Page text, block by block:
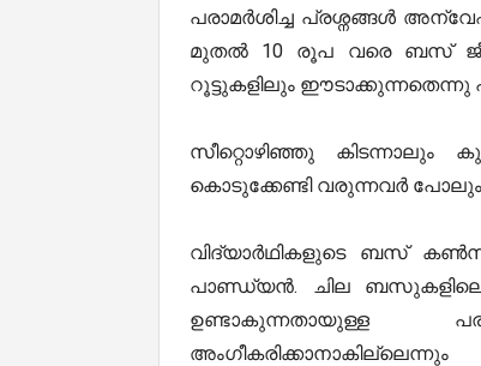
പരാമർശിച്ച പ്രശ്നങ്ങൾ
മുതൽ 10 രൂപ വരെ ബസ്
റൂട്ടുകളിലും ഈടാക്കുന്നതെന്നു
സീറ്റൊഴിഞ്ഞു കിടന്നാലും
കൊടുക്കേണ്ടി വരുന്നവർ പോലും
വിദ്യാർഥികളുടെ ബസ്
പാണ്ഡ്യൻ. ചില ബസുകളിലെ
ഉണ്ടാകുന്നതായുള്ള